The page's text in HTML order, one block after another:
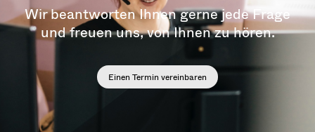
Wir beantworten Ihnen gerne jede Frage
und freuen uns, von Ihnen zu hören.
Einen Termin vereinbaren